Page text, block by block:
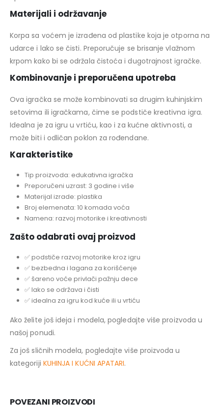
Materijali i održavanje
Korpa sa voćem je izrađena od plastike koja je otporna na
udarce i lako se čisti. Preporučuje se brisanje vlažnom
krpom kako bi se održala čistoća i dugotrajnost igračke.
Kombinovanje i preporučena upotreba
Ova igračka se može kombinovati sa drugim kuhinjskim
setovima ili igračkama, čime se podstiče kreativna igra.
Idealna je za igru u vrtiću, kao i za kućne aktivnosti, a
može biti i odličan poklon za rođendane.
Karakteristike
Tip proizvoda: edukativna igračka
Preporučeni uzrast: 3 godine i više
Materijal izrade: plastika
Broj elemenata: 10 komada voća
Namena: razvoj motorike i kreativnosti
Zašto odabrati ovaj proizvod
✅ podstiče razvoj motorike kroz igru
✅ bezbedna i lagana za korišćenje
✅ šareno voće privlači pažnju dece
✅ lako se održava i čisti
✅ idealna za igru kod kuće ili u vrtiću
Ako želite još ideja i modela, pogledajte više proizvoda u
našoj ponudi.
Za još sličnih modela, pogledajte više proizvoda u
kategoriji KUHINJA I KUĆNI APATARI.
POVEZANI PROIZVODI